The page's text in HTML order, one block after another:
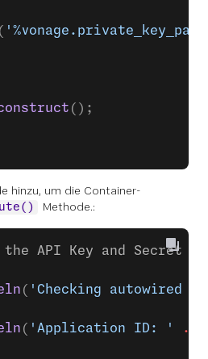
(
();
hinzu, um die Container-
Methode.:
API Key and Secret
( 'Checking autowired
( 'Application ID: ' .